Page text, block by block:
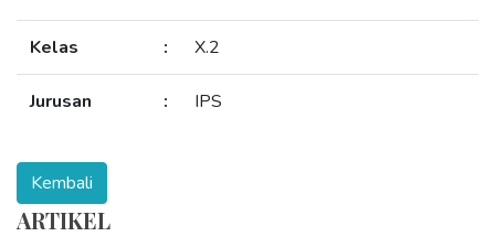
Kelas : X.2
Jurusan : IPS
ARTIKEL